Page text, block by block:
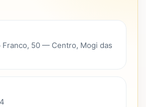
Franco, 50 — Centro, Mogi das